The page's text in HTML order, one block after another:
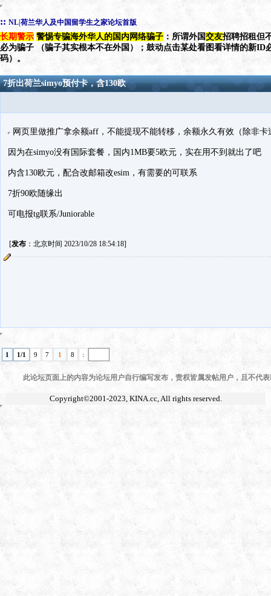
:: NL|荷兰华人及中国留学生之家论坛首版
长期警示 警惕专骗海外华人的国内网络骗子 ：所谓外国交友招聘招租但
必为骗子 （骗子其实根本不在外国）；鼓动点击某处看图看详情的新ID
码）。
7折出荷兰simyo预付卡，含130欧
网页里做推广拿余额aff，不能提现不能转移，余额永久有效（除非卡
因为在simyo没有国际套餐，国内1MB要5欧元，实在用不到就出了吧
内含130欧元，配合改邮箱改esim，有需要的可联系
7折90欧随缘出
可电报tg联系/Juniorable
[发布：北京时间 2023/10/28 18:54:18]
1 1/1 9 7 1 8 :
此论坛页面上的内容为论坛用户自行编写发布，责权皆属发帖用户，且不代
Copyright©2001-2023, KINA.cc, All rights reserved.